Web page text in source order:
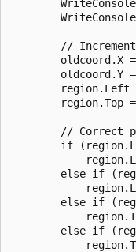
//
oldcoord.X
oldcoord.Y
region.Left
region.Top
// Correct
if
else if
else if
else if